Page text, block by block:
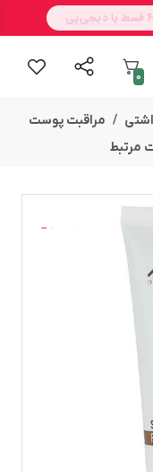
0
مراقبت پوست
مرتبط
ســــریع